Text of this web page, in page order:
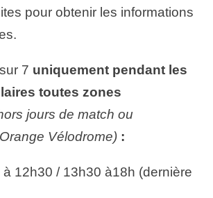
pour obtenir les informations
7 uniquement pendant les
toutes zones
jours de match ou
Vélodrome) :
à 12h30 / 13h30 à18h (dernière